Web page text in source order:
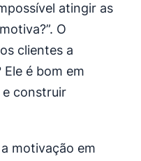
atingir as
O
clientes a
é bom em
e construir
motivação em